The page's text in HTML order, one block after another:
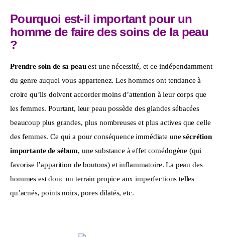
Pourquoi est-il important pour un
homme de faire des soins de la peau
?
Prendre soin de sa peau est une nécessité, et ce indépendamment
du genre auquel vous appartenez. Les hommes ont tendance à
croire qu’ils doivent accorder moins d’attention à leur corps que
les femmes. Pourtant, leur peau possède des glandes sébacées
beaucoup plus grandes, plus nombreuses et plus actives que celle
des femmes. Ce qui a pour conséquence immédiate une sécrétion
importante de sébum, une substance à effet comédogène (qui
favorise l’apparition de boutons) et inflammatoire. La peau des
hommes est donc un terrain propice aux imperfections telles
qu’acnés, points noirs, pores dilatés, etc.